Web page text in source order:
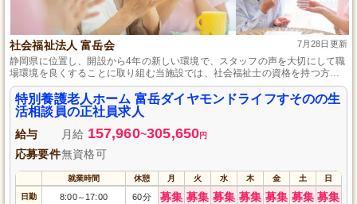
社会福祉法人 富岳会 7月28日更新
静岡県に位置し、開設から4年の新しい環境で、スタッフの声を大切にして職
場環境を良くすることに取り組む当施設では、社会福祉士の資格を持つ方を
生活相談員として積極的に募集中です。経験は問いません。入退所の手続き
やご家族の相談対応など、幅広い業務を通じて地域社会に貢献できるチャン
スです。年113日の休日と年2回の賞与で仕事もプライベートも充実させるこ
とが可能です。
特別養護老人ホーム 富岳ダイヤモンドライフすそのの生
活相談員の正社員求人
給与 月給 157,960~305,650円
応募要件無資格可
就業時間 休憩 月 火 水 木 金 土 日
日勤 8:00～ 17:00 60分 募集 募集 募集 募集 募集 募集 募集